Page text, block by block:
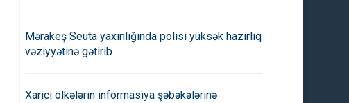
Mərakeş Seuta yaxınlığında polisi yüksək hazırlıq
vəziyyətinə gətirib
Xarici ölkələrin informasiya şəbəkələrinə